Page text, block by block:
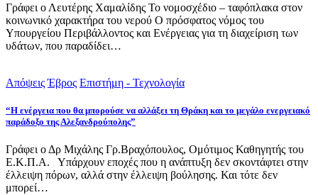
Γράφει ο Λευτέρης Χαμαλίδης Το νομοσχέδιο – ταφόπλακα στον
κοινωνικό χαρακτήρα του νερού Ο πρόσφατος νόμος του
Υπουργείου Περιβάλλοντος και Ενέργειας για τη διαχείριση των
υδάτων, που παραδίδει…
Απόψεις Έβρος Επιστήμη - Τεχνολογία
“Η ενέργεια που θα μπορούσε να αλλάξει τη Θράκη και το μεγάλο ενεργειακό
παράδοξο της Αλεξανδρούπολης”
Γράφει ο Δρ Μιχάλης Γρ.Βραχόπουλος, Ομότιμος Καθηγητής του
Ε.Κ.Π.Α. Υπάρχουν εποχές που η ανάπτυξη δεν σκοντάφτει στην
έλλειψη πόρων, αλλά στην έλλειψη βούλησης. Και τότε δεν
μπορεί…